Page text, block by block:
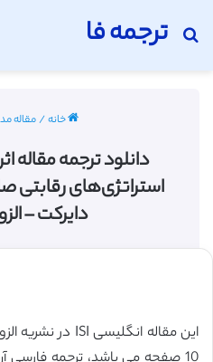
ترجمه فا
جستجو برای
خانه/مقاله
دانلود ترجمه مقاله
استراتژی‌های رقابتی
دایرکت – الزویر